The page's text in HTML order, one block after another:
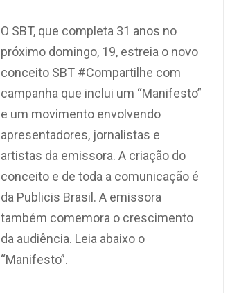
O SBT, que completa 31 anos no
próximo domingo, 19, estreia o novo
conceito SBT #Compartilhe com
campanha que inclui um “Manifesto”
e um movimento envolvendo
apresentadores, jornalistas e
artistas da emissora. A criação do
conceito e de toda a comunicação é
da Publicis Brasil. A emissora
também comemora o crescimento
da audiência. Leia abaixo o
“Manifesto”.